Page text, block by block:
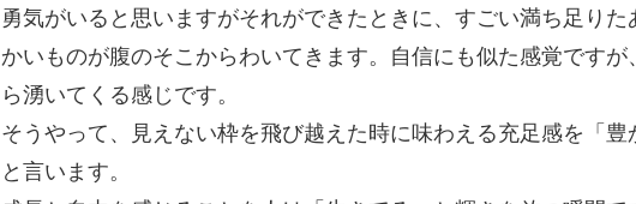
勇気がいると思いますがそれができたときに、すごい満ち足りた
かいものが腹のそこからわいてきます。自信にも似た感覚ですが
ら湧いてくる感じです。
そうやって、見えない枠を飛び越えた時に味わえる充足感を「豊
と言います。